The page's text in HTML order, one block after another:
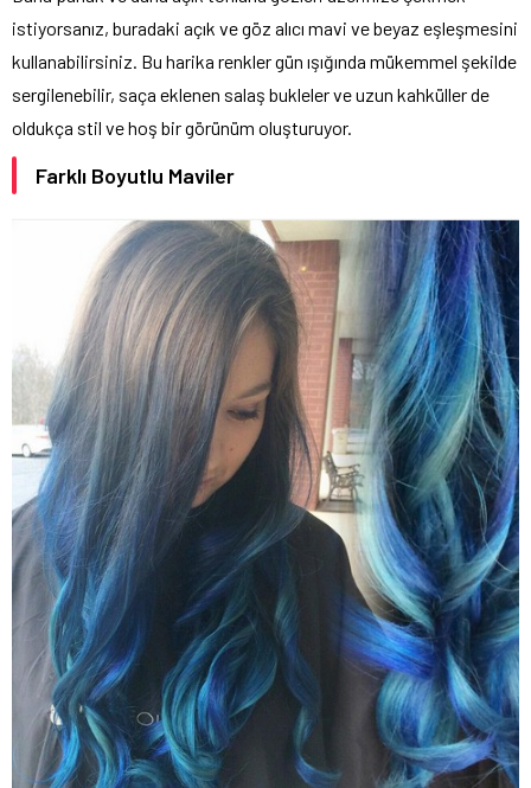
istiyorsanız, buradaki açık ve göz alıcı mavi ve beyaz eşleşmesini
kullanabilirsiniz. Bu harika renkler gün ışığında mükemmel şekilde
sergilenebilir, saça eklenen salaş bukleler ve uzun kahküller de
oldukça stil ve hoş bir görünüm oluşturuyor.
Farklı Boyutlu Maviler